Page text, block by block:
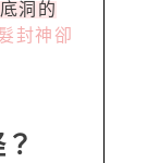
洞的
封神卻